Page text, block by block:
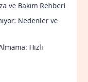
ve Bakım Rehberi
Nedenler ve
Hızlı